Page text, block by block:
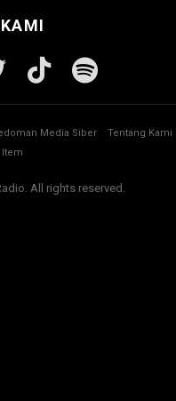
Media Siber
Tentang Kami
Item
All rights reserved.